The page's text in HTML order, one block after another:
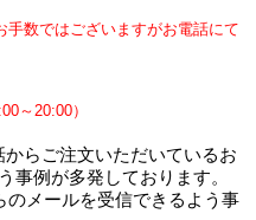
手数ではございますがお電話にて
～20:00）
らご注文いただいているお
事例が多発しております。
のメールを受信できるよう事